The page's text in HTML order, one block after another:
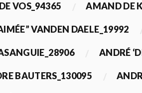
VOS_94365 AMAND DE
VANDEN DAELE_19992
ANDRÉ
BAUTERS_130095